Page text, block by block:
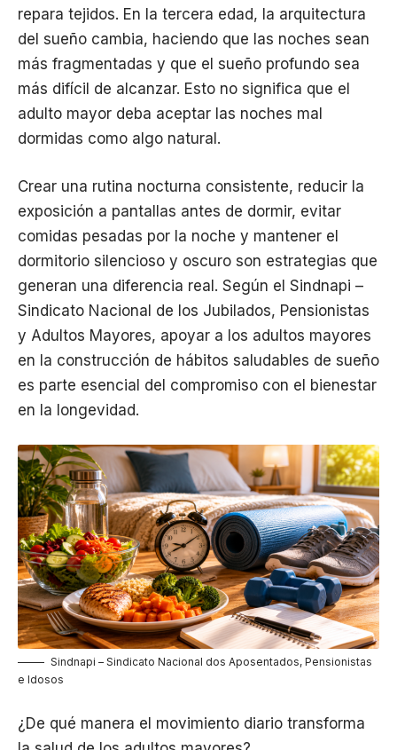
repara tejidos. En la tercera edad, la arquitectura
del sueño cambia, haciendo que las noches sean
más fragmentadas y que el sueño profundo sea
más difícil de alcanzar. Esto no significa que el
adulto mayor deba aceptar las noches mal
dormidas como algo natural.
Crear una rutina nocturna consistente, reducir la
exposición a pantallas antes de dormir, evitar
comidas pesadas por la noche y mantener el
dormitorio silencioso y oscuro son estrategias que
generan una diferencia real. Según el Sindnapi –
Sindicato Nacional de los Jubilados, Pensionistas
y Adultos Mayores, apoyar a los adultos mayores
en la construcción de hábitos saludables de sueño
es parte esencial del compromiso con el bienestar
en la longevidad.
Sindnapi – Sindicato Nacional dos Aposentados, Pensionistas
e Idosos
¿De qué manera el movimiento diario transforma